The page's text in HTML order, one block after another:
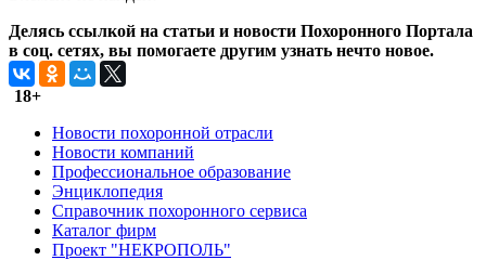
Делясь ссылкой на статьи и новости Похоронного Портала
в соц. сетях, вы помогаете другим узнать нечто новое.
18+
Новости похоронной отрасли
Новости компаний
Профессиональное образование
Энциклопедия
Справочник похоронного сервиса
Каталог фирм
Проект "НЕКРОПОЛЬ"